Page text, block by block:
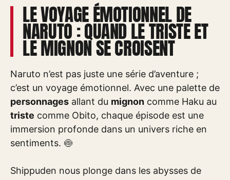
LE VOYAGE ÉMOTIONNEL DE
NARUTO : QUAND LE TRISTE ET
LE MIGNON SE CROISENT
Naruto n’est pas juste une série d’aventure ;
c’est un voyage émotionnel. Avec une palette de
personnages allant du mignon comme Haku au
triste comme Obito, chaque épisode est une
immersion profonde dans un univers riche en
sentiments. 🍥
Shippuden nous plonge dans les abysses de